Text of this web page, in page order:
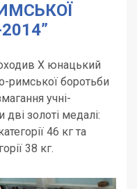
X юнацький
римської боротьби
учні-
золоті медалі:
46 кг та
38 кг.